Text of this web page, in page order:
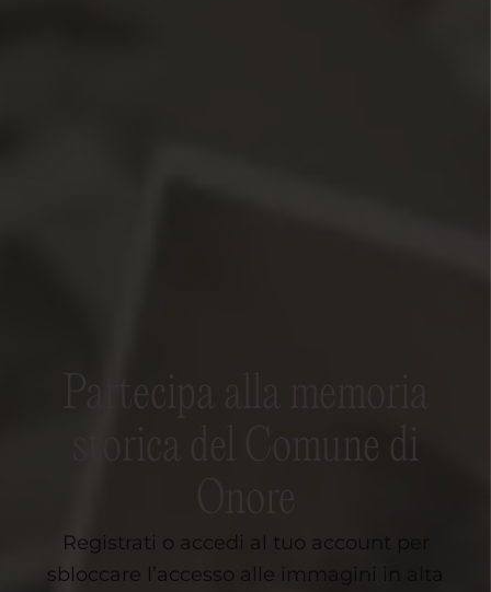
storica del Comune di
Registrati o accedi al tuo account per
sbloccare l’accesso alle immagini in alta